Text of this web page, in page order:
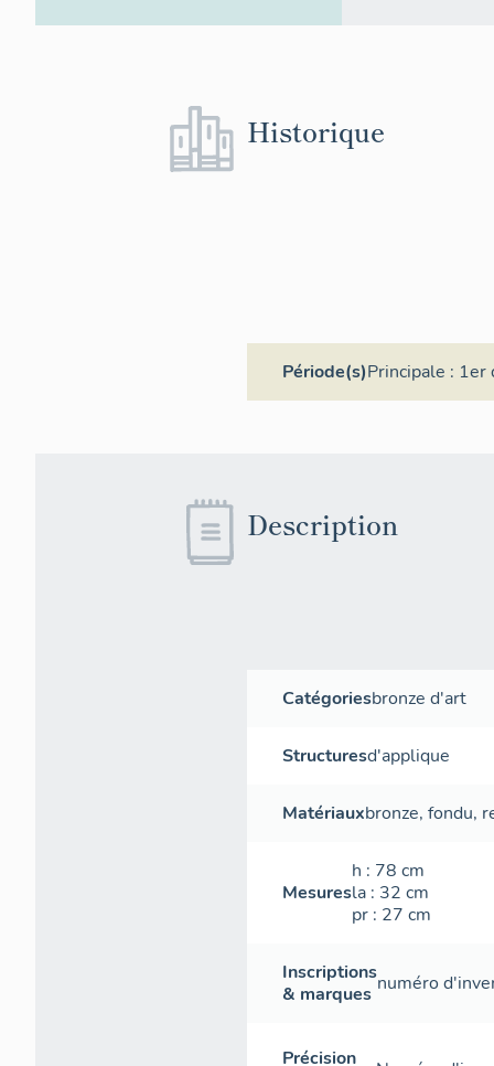
Historique
Période(s)Principale : 1er
Description
Catégoriesbronze d'art
Structuresd'applique
Matériauxbronze, fondu,
Mesures
h : 78 cm
la : 32 cm
pr : 27 cm
Inscriptions
& marques numéro
Précision